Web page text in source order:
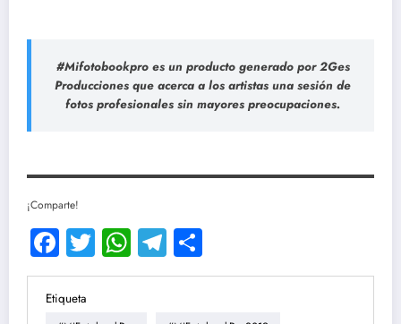
#Mifotobookpro es un producto generado por 2Ges
Producciones que acerca a los artistas una sesión de
fotos profesionales sin mayores preocupaciones.
¡Comparte!
Facebook
TwitterWhatsApp
Telegram
Etiqueta